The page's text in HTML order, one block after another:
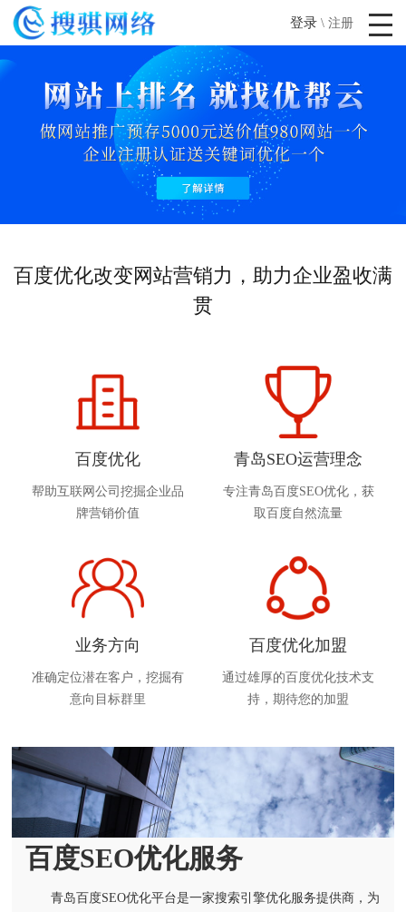
登录 \ 注册
百度优化改变网站营销力，助力企业盈收满
贯
百度优化
帮助互联网公司挖掘企业品
牌营销价值
青岛SEO运营理念
专注青岛百度SEO优化，获
取百度自然流量
业务方向
准确定位潜在客户，挖掘有
意向目标群里
百度优化加盟
通过雄厚的百度优化技术支
持，期待您的加盟
百度SEO优化服务
青岛百度SEO优化平台是一家搜索引擎优化服务提供商，为